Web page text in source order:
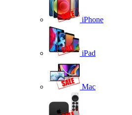
iPhone
iPad
Mac